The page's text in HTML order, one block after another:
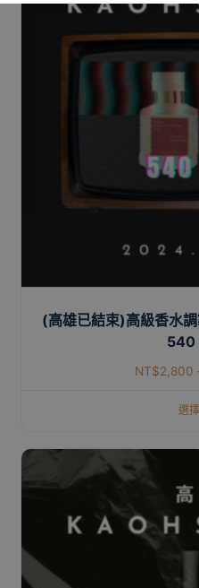
(高雄已結束)高級香水
540
NT$2,800
選